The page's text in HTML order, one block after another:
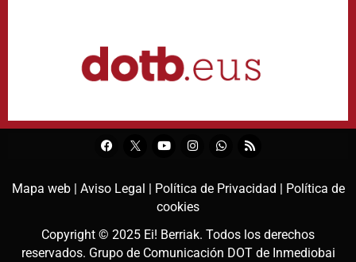
Mapa web | Aviso Legal | Política de Privacidad | Política de
cookies
Copyright © 2025 Ei! Berriak. Todos los derechos
reservados. Grupo de Comunicación DOT de Inmediobai